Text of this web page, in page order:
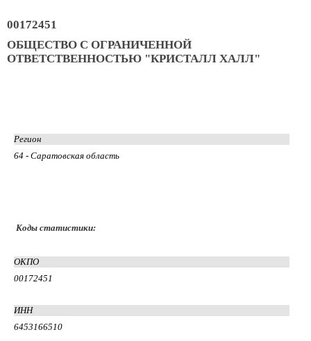
00172451
ОБЩЕСТВО С ОГРАНИЧЕННОЙ
ОТВЕТСТВЕННОСТЬЮ "КРИСТАЛЛ ХАЛЛ"
Регион
64 - Саратовская область
Коды статистики:
ОКПО
00172451
ИНН
6453166510